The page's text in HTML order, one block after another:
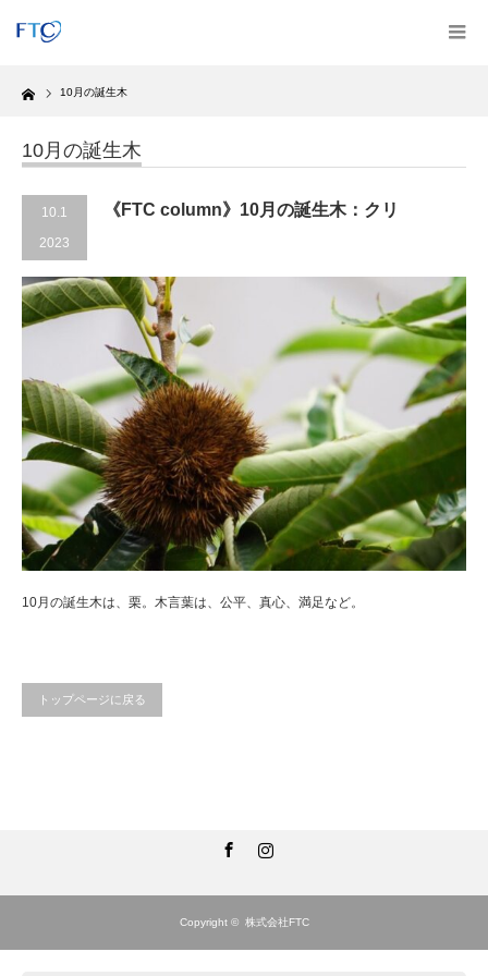
Home 10月の誕生木
10月の誕生木
10.1
2023
《FTC column》10月の誕生木：クリ
10月の誕生木は、栗。木言葉は、公平、真心、満足など。
トップページに戻る
Copyright © 株式会社FTC